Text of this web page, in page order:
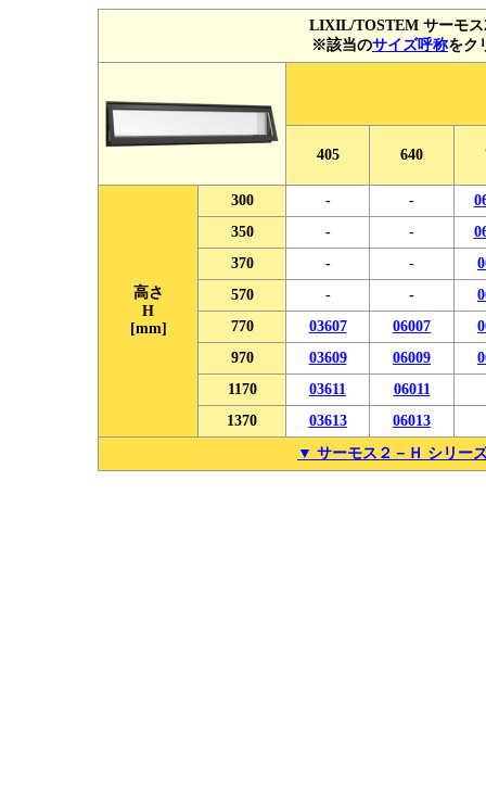
LIXIL/TOSTEM サーモ
※該当のサイズ呼称をク
405 640
高さ
H
[mm]
300 - -
350
- -
370
- -
570
- -
770
03607 06007
970
03609 06009
1170
03611
06011
1370
03613
06013
▼ サーモス２－Ｈ シリー